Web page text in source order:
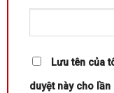
Lưu tên của
duyệt này cho